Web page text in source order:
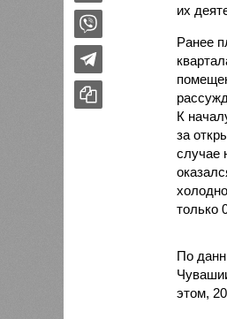
их
Ранее
К
за
случае
только
По
этом,